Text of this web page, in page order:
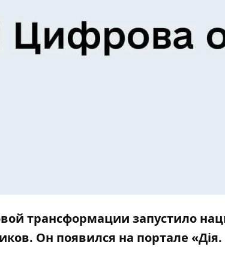
трансформации запустило
Он появился на портале